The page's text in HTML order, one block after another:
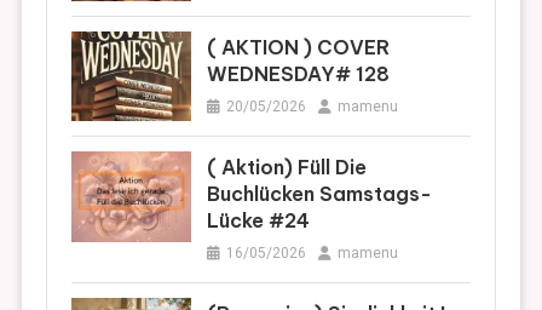
( AKTION ) COVER
WEDNESDAY# 128
20/05/2026 mamenu
( Aktion) Füll Die
Buchlücken Samstags-
Lücke #24
16/05/2026 mamenu